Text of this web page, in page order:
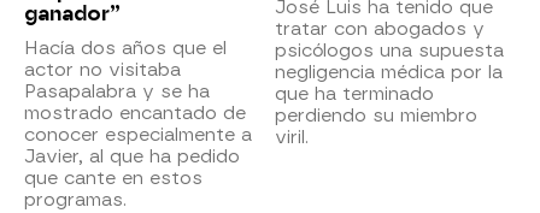
ganador”
Hacía dos años que el
actor no visitaba
Pasapalabra y se ha
mostrado encantado de
conocer especialmente a
Javier, al que ha pedido
que cante en estos
programas.
José Luis ha tenido que
tratar con abogados y
psicólogos una supuesta
negligencia médica por la
que ha terminado
perdiendo su miembro
viril.